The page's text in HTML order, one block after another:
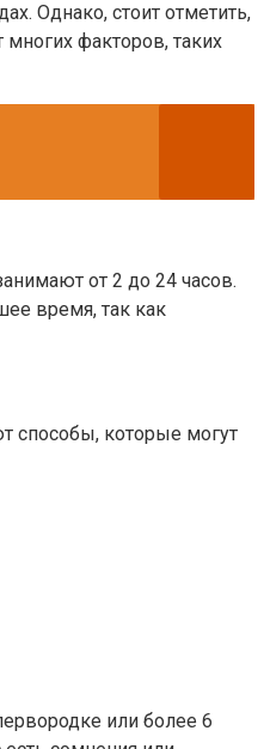
Однако, стоит отметить,
факторов, таких
от 2 до 24 часов.
время, так как
способы, которые могут
или более 6